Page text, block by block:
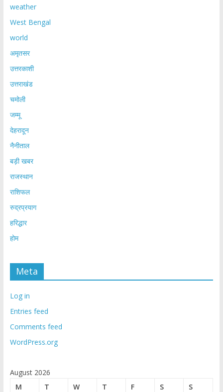
weather
West Bengal
world
अमृतसर
उत्तरकाशी
उत्तराखंड
चमोली
जम्मू
देहरादून
नैनीताल
बड़ी खबर
राजस्थान
राशिफल
रुद्रप्रयाग
हरिद्धार
होम
Meta
Log in
Entries feed
Comments feed
WordPress.org
August 2026
M
T W T F S S